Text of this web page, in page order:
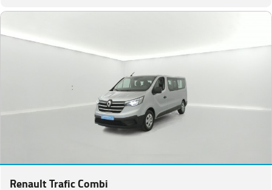
Renault Trafic Combi